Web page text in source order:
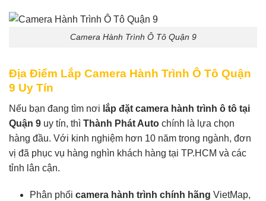
Camera Hành Trình Ô Tô Quận 9
Địa Điểm Lắp Camera Hành Trình Ô Tô Quận
9 Uy Tín
Nếu bạn đang tìm nơi lắp đặt camera hành trình ô tô tại
Quận 9 uy tín, thì Thành Phát Auto chính là lựa chọn
hàng đầu. Với kinh nghiệm hơn 10 năm trong ngành, đơn
vị đã phục vụ hàng nghìn khách hàng tại TP.HCM và các
tỉnh lân cận.
Phân phối camera hành trình chính hãng VietMap,